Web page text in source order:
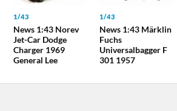
1/43
News 1:43 Norev
Jet-Car Dodge
Charger 1969
General Lee
1/43
News 1:43 Märklin
Fuchs
Universalbagger F
301 1957